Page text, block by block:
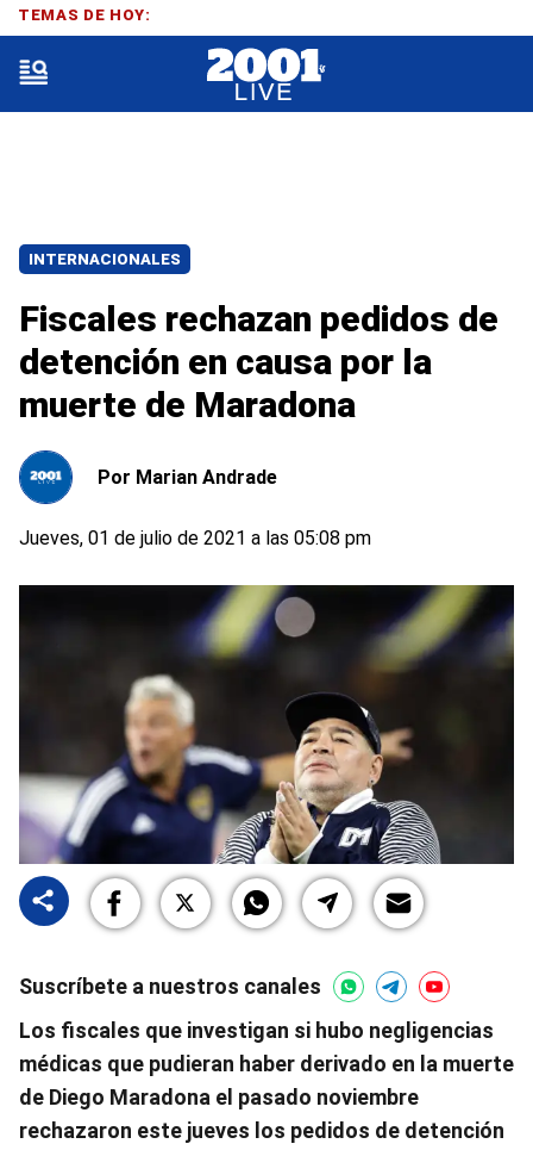
INTERNACIONALES
Fiscales rechazan pedidos de
detención en causa por la
muerte de Maradona
Por Marian Andrade
Jueves, 01 de julio de 2021 a las 05:08 pm
Suscríbete a nuestros canales
Los fiscales que investigan si hubo negligencias
médicas que pudieran haber derivado en la muerte
de Diego Maradona el pasado noviembre
rechazaron este jueves los pedidos de detención
TEMAS DE HOY: